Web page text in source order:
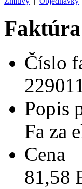
Faktúra
Číslo
Popis
Fa za
Cena
81,58